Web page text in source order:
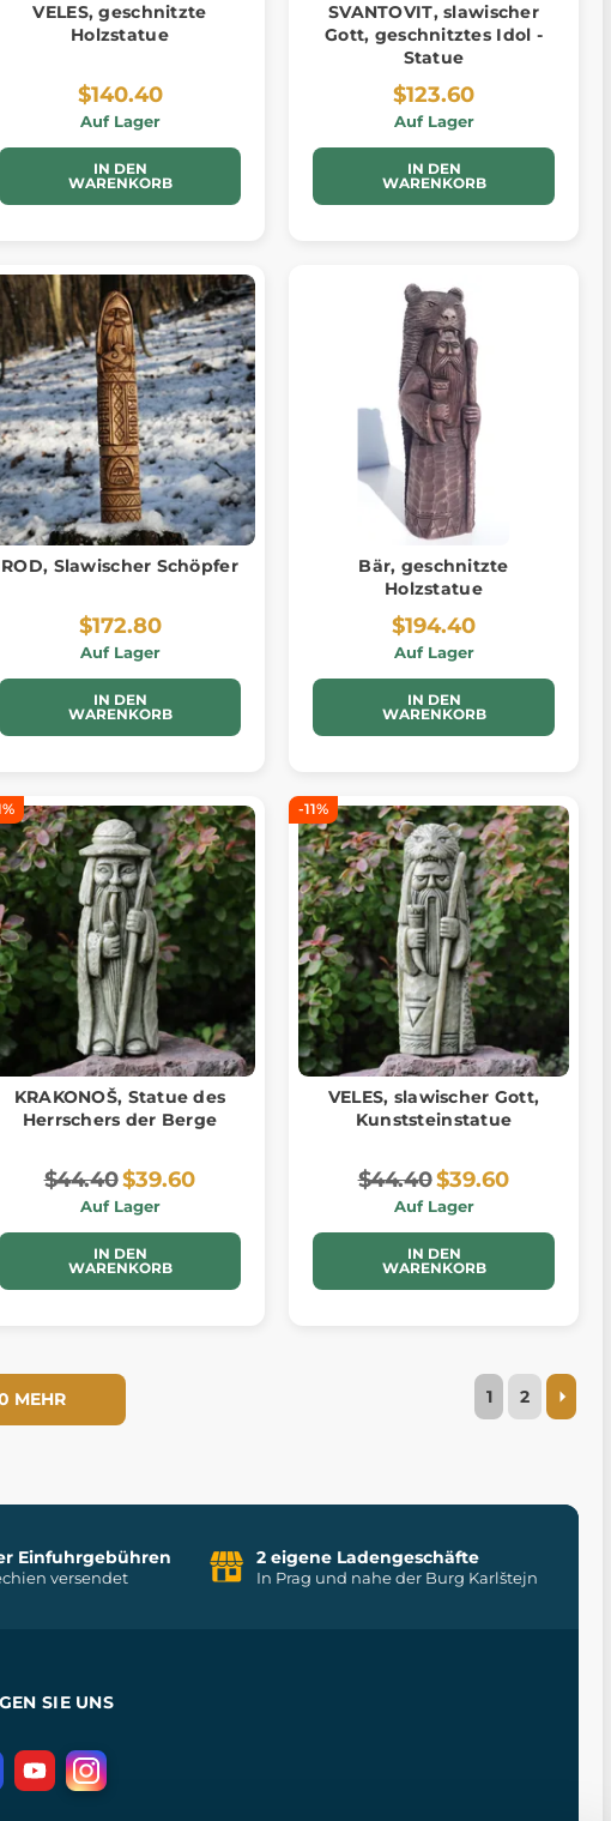
VELES, geschnitzte
Holzstatue
$140.40
Auf Lager
IN DEN
WARENKORB
SVANTOVIT, slawischer
Gott, geschnitztes Idol -
Statue
$123.60
Auf Lager
IN DEN
WARENKORB
ROD, Slawischer Schöpfer
$172.80
Auf Lager
IN DEN
WARENKORB
Bär, geschnitzte
Holzstatue
$194.40
Auf Lager
IN DEN
WARENKORB
KRAKONOŠ, Statue des
Herrschers der Berge
$44.40$39.60
Auf Lager
IN DEN
WARENKORB
-11%
VELES, slawischer Gott,
Kunststeinstatue
$44.40$39.60
Auf Lager
IN DEN
WARENKORB
MEHR 1 2
Einfuhrgebühren
versendet
2 eigene Ladengeschäfte
In Prag und nahe der Burg Karlštejn
SIE UNS